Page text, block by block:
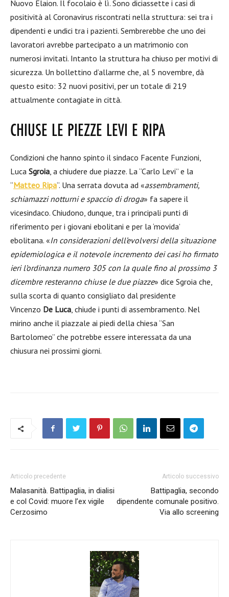
Nuovo Elaion. Il focolaio è lì. Sono diciassette i casi di
positività al Coronavirus riscontrati nella struttura: sei tra i
dipendenti e undici tra i pazienti. Sembrerebbe che uno dei
lavoratori avrebbe partecipato a un matrimonio con
numerosi invitati. Intanto la struttura ha chiuso per motivi di
sicurezza. Un bollettino d’allarme che, al 5 novembre, dà
questo esito: 32 nuovi positivi, per un totale di 219
attualmente contagiate in città.
CHIUSE LE PIEZZE LEVI E RIPA
Condizioni che hanno spinto il sindaco Facente Funzioni,
Luca Sgroia, a chiudere due piazze. La “Carlo Levi” e la
“Matteo Ripa“. Una serrata dovuta ad «assembramenti,
schiamazzi notturni e spaccio di droga» fa sapere il
vicesindaco. Chiudono, dunque, tra i principali punti di
riferimento per i giovani ebolitani e per la ‘movida’
ebolitana. «In considerazioni dell’evolversi della situazione
epidemiologica e il notevole incremento dei casi ho firmato
ieri l’ordinanza numero 305 con la quale fino al prossimo 3
dicembre resteranno chiuse le due piazze» dice Sgroia che,
sulla scorta di quanto consigliato dal presidente
Vincenzo De Luca, chiude i punti di assembramento. Nel
mirino anche il piazzale ai piedi della chiesa “San
Bartolomeo” che potrebbe essere interessata da una
chiusura nei prossimi giorni.
Articolo precedente
Malasanità. Battipaglia, in dialisi
e col Covid: muore l’ex vigile
Cerzosimo
Articolo successivo
Battipaglia, secondo
dipendente comunale positivo.
Via allo screening